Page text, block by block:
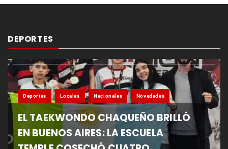
DEPORTES
Deportes Locales Nacionales Novedades
EL TAEKWONDO CHAQUEÑO BRILLÓ
EN BUENOS AIRES: LA ESCUELA